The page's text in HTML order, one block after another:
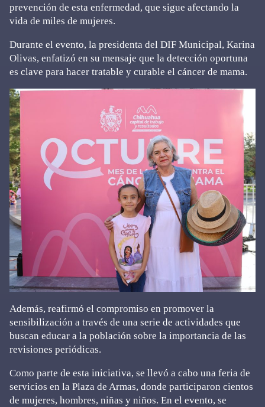
prevención de esta enfermedad, que sigue afectando la
vida de miles de mujeres.
Durante el evento, la presidenta del DIF Municipal, Karina
Olivas, enfatizó en su mensaje que la detección oportuna
es clave para hacer tratable y curable el cáncer de mama.
Además, reafirmó el compromiso en promover la
sensibilización a través de una serie de actividades que
buscan educar a la población sobre la importancia de las
revisiones periódicas.
Como parte de esta iniciativa, se llevó a cabo una feria de
servicios en la Plaza de Armas, donde participaron cientos
de mujeres, hombres, niñas y niños. En el evento, se